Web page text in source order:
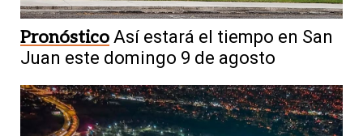
Pronóstico Así estará el tiempo en San
Juan este domingo 9 de agosto